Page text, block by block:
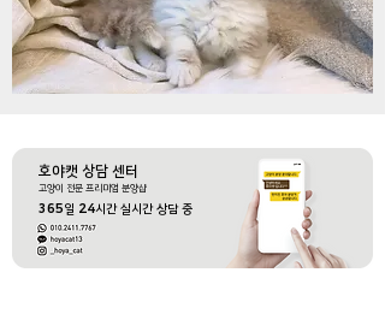
호야캣 상담 센터
​고양이 전문 프리미엄 분양샵
365일 24시간 실시간 상담 중